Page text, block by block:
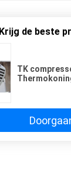
Krijg de beste
TK